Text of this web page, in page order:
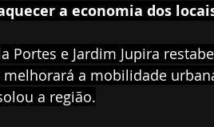
a economia dos
e Jardim Jupira
a mobilidade
a região.